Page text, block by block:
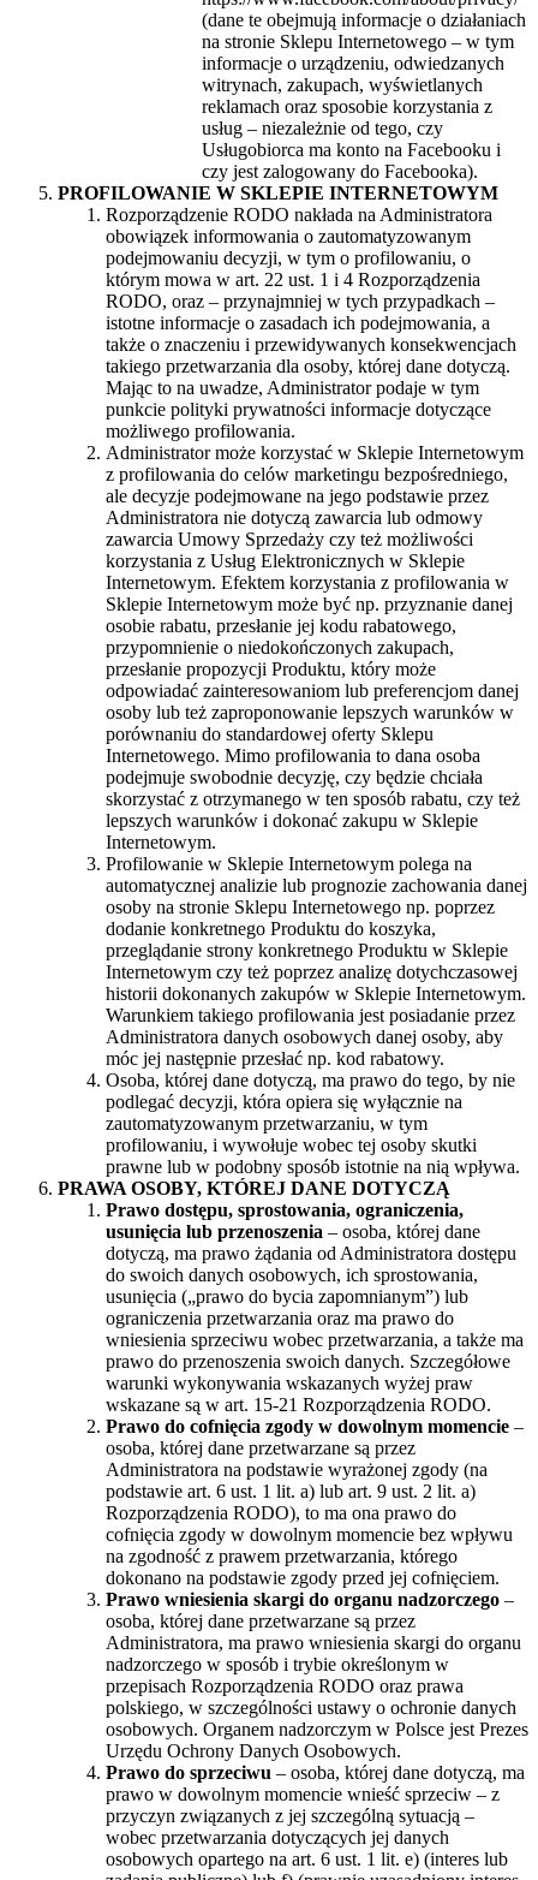
(dane te obejmują informacje o działaniach
na stronie Sklepu Internetowego – w tym
informacje o urządzeniu, odwiedzanych
witrynach, zakupach, wyświetlanych
reklamach oraz sposobie korzystania z
usług – niezależnie od tego, czy
Usługobiorca ma konto na Facebooku i
czy jest zalogowany do Facebooka).
PROFILOWANIE W SKLEPIE INTERNETOWYM
Rozporządzenie RODO nakłada na Administratora
obowiązek informowania o zautomatyzowanym
podejmowaniu decyzji, w tym o profilowaniu, o
którym mowa w art. 22 ust. 1 i 4 Rozporządzenia
RODO, oraz – przynajmniej w tych przypadkach –
istotne informacje o zasadach ich podejmowania, a
także o znaczeniu i przewidywanych konsekwencjach
takiego przetwarzania dla osoby, której dane dotyczą.
Mając to na uwadze, Administrator podaje w tym
punkcie polityki prywatności informacje dotyczące
możliwego profilowania.
Administrator może korzystać w Sklepie Internetowym
z profilowania do celów marketingu bezpośredniego,
ale decyzje podejmowane na jego podstawie przez
Administratora nie dotyczą zawarcia lub odmowy
zawarcia Umowy Sprzedaży czy też możliwości
korzystania z Usług Elektronicznych w Sklepie
Internetowym. Efektem korzystania z profilowania w
Sklepie Internetowym może być np. przyznanie danej
osobie rabatu, przesłanie jej kodu rabatowego,
przypomnienie o niedokończonych zakupach,
przesłanie propozycji Produktu, który może
odpowiadać zainteresowaniom lub preferencjom danej
osoby lub też zaproponowanie lepszych warunków w
porównaniu do standardowej oferty Sklepu
Internetowego. Mimo profilowania to dana osoba
podejmuje swobodnie decyzję, czy będzie chciała
skorzystać z otrzymanego w ten sposób rabatu, czy też
lepszych warunków i dokonać zakupu w Sklepie
Internetowym.
Profilowanie w Sklepie Internetowym polega na
automatycznej analizie lub prognozie zachowania danej
osoby na stronie Sklepu Internetowego np. poprzez
dodanie konkretnego Produktu do koszyka,
przeglądanie strony konkretnego Produktu w Sklepie
Internetowym czy też poprzez analizę dotychczasowej
historii dokonanych zakupów w Sklepie Internetowym.
Warunkiem takiego profilowania jest posiadanie przez
Administratora danych osobowych danej osoby, aby
móc jej następnie przesłać np. kod rabatowy.
Osoba, której dane dotyczą, ma prawo do tego, by nie
podlegać decyzji, która opiera się wyłącznie na
zautomatyzowanym przetwarzaniu, w tym
profilowaniu, i wywołuje wobec tej osoby skutki
prawne lub w podobny sposób istotnie na nią wpływa.
PRAWA OSOBY, KTÓREJ DANE DOTYCZĄ
Prawo dostępu, sprostowania, ograniczenia,
usunięcia lub przenoszenia – osoba, której dane
dotyczą, ma prawo żądania od Administratora dostępu
do swoich danych osobowych, ich sprostowania,
usunięcia („prawo do bycia zapomnianym”) lub
ograniczenia przetwarzania oraz ma prawo do
wniesienia sprzeciwu wobec przetwarzania, a także ma
prawo do przenoszenia swoich danych. Szczegółowe
warunki wykonywania wskazanych wyżej praw
wskazane są w art. 15-21 Rozporządzenia RODO.
Prawo do cofnięcia zgody w dowolnym momencie –
osoba, której dane przetwarzane są przez
Administratora na podstawie wyrażonej zgody (na
podstawie art. 6 ust. 1 lit. a) lub art. 9 ust. 2 lit. a)
Rozporządzenia RODO), to ma ona prawo do
cofnięcia zgody w dowolnym momencie bez wpływu
na zgodność z prawem przetwarzania, którego
dokonano na podstawie zgody przed jej cofnięciem.
Prawo wniesienia skargi do organu nadzorczego –
osoba, której dane przetwarzane są przez
Administratora, ma prawo wniesienia skargi do organu
nadzorczego w sposób i trybie określonym w
przepisach Rozporządzenia RODO oraz prawa
polskiego, w szczególności ustawy o ochronie danych
osobowych. Organem nadzorczym w Polsce jest Prezes
Urzędu Ochrony Danych Osobowych.
Prawo do sprzeciwu – osoba, której dane dotyczą, ma
prawo w dowolnym momencie wnieść sprzeciw – z
przyczyn związanych z jej szczególną sytuacją –
wobec przetwarzania dotyczących jej danych
osobowych opartego na art. 6 ust. 1 lit. e) (interes lub